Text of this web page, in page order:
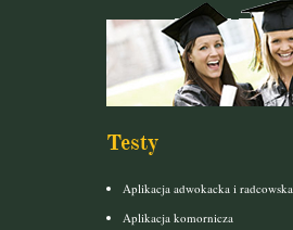
Testy
Aplikacja adwokacka i radcowska
Aplikacja komornicza